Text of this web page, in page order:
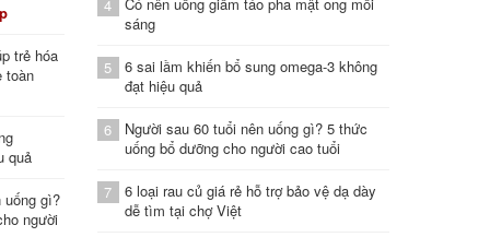
trẻ hóa
toàn
quả
uống gì?
người
4
sáng
5
6 sai lầm khiến bổ sung omega-3 không
đạt hiệu quả
6
Người sau 60 tuổi nên uống gì? 5 thức
uống bổ dưỡng cho người cao tuổi
7
6 loại rau củ giá rẻ hỗ trợ bảo vệ dạ dày
dễ tìm tại chợ Việt